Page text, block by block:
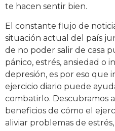
te hacen sentir bien.
El constante flujo de
situación actual del país
de no poder salir de casa
pánico, estrés, ansiedad o
depresión, es por eso que
ejercicio diario puede
combatirlo. Descubramos
beneficios de cómo el
aliviar problemas de